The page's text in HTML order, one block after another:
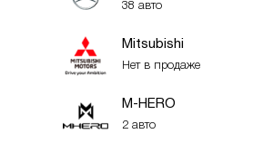
38 авто
Mitsubishi
Нет в продаже
M-HERO
2 авто